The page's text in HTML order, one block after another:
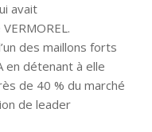
avait
des maillons forts
en détenant à elle
de 40 % du marché
de leader